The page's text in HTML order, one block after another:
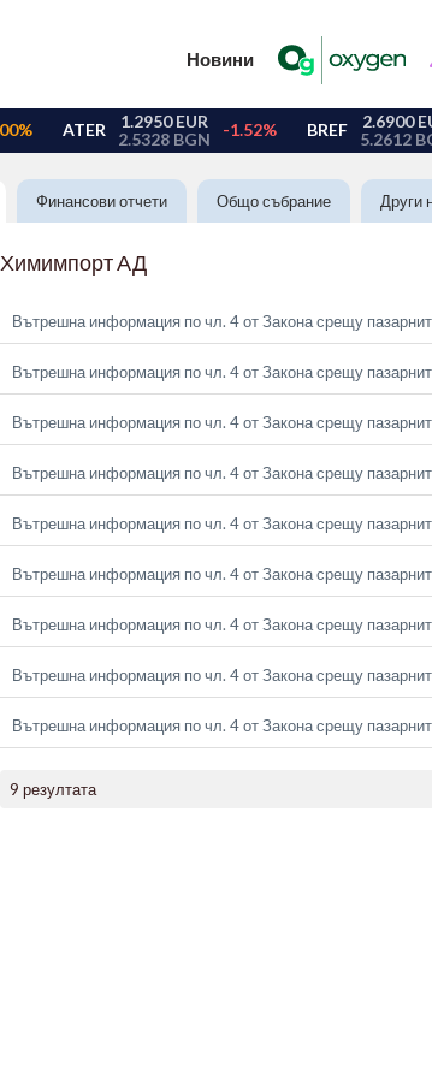
Новини
Финансови отчети Общо събрание Други
Химимпорт АД
Вътрешна информация по чл. 4 от Закона срещу
Вътрешна информация по чл. 4 от Закона срещу
Вътрешна информация по чл. 4 от Закона срещу
Вътрешна информация по чл. 4 от Закона срещу
Вътрешна информация по чл. 4 от Закона срещу
Вътрешна информация по чл. 4 от Закона срещу
Вътрешна информация по чл. 4 от Закона срещу
Вътрешна информация по чл. 4 от Закона срещу
Вътрешна информация по чл. 4 от Закона срещу
9 резултата